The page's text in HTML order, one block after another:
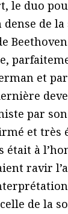
le duo
de la
et
par
et très
était à
ravir
de la